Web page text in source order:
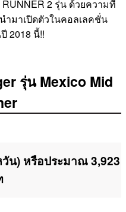
RUNNER 2 รุ่น ด้วยความที่
มาเปิดตัวในคอลเลคชั่น
2018 นี้!!
รุ่น Mexico Mid
น) หรือประมาณ 3,923